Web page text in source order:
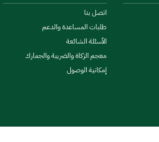
اتصل بنا
طلبات المساعدة والدعم
الأسئلة الشائعة
معجم الزكاة والضريبة والجمارك
إمكانية الوصول